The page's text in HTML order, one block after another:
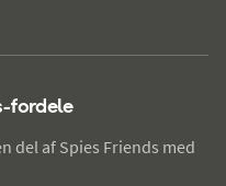
fordele
del af Spies Friends med